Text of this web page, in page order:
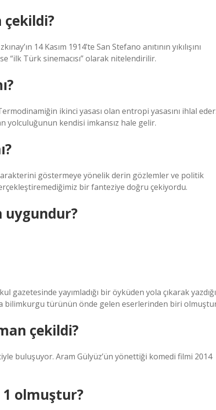
çekildi?
14 Kasım 1914’te San Stefano anıtının yıkılışını
“ilk Türk sinemacısı” olarak nitelendirilir.
ikinci yasası olan entropi yasasını ihlal
yolculuğunun kendisi imkansız hale gelir.
göstermeye yönelik derin gözlemler ve politik
bir fanteziye doğru çekiyordu.
uygundur?
gazetesinde yayımladığı bir öyküden yola çıkarak yazdığı
bilimkurgu türünün önde gelen eserlerinden biri
çekildi?
buluşuyor. Aram Gülyüz’ün yönettiği komedi filmi 2014
olmuştur?